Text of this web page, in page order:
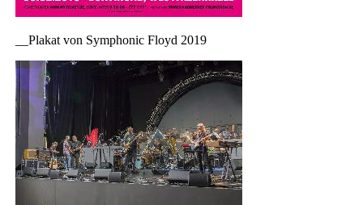
__Plakat von Symphonic Floyd 2019